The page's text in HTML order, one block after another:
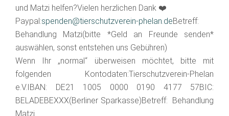
und Matzi helfen?Vielen herzlichen Dank ❤️
Paypal:spenden@tierschutzverein-phelan.deBetreff:
Behandlung Matzi(bitte *Geld an Freunde senden*
auswählen, sonst entstehen uns Gebühren)
Wenn Ihr „normal“ überweisen möchtet, bitte mit
folgenden Kontodaten:Tierschutzverein­-Phelan
e.V.IBAN: DE21 1005 0000 0190 4177 57BIC:
BELADEBEXXX(Berliner Sparkasse)Betreff: Behandlung
Matzi